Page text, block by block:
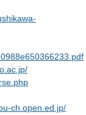
ch.open.ed.jp/